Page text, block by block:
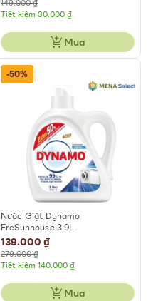
149.000 ₫
Tiết kiệm 30.000 ₫
Mua
-50%
Nước Giặt Dynamo
FreSunhouse 3.9L
Special
Price
139.000 ₫
279.000 ₫
Tiết kiệm 140.000 ₫
Mua